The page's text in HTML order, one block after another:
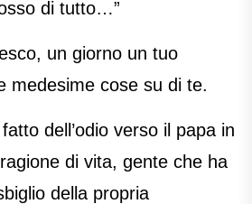
di tutto…”
un giorno un tuo
medesime cose su di te.
dell’odio verso il papa in
di vita, gente che ha
della propria